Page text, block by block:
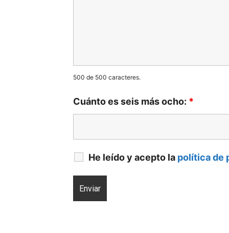
500 de 500 caracteres.
Cuánto es seis más ocho: *
He leído y acepto la política de